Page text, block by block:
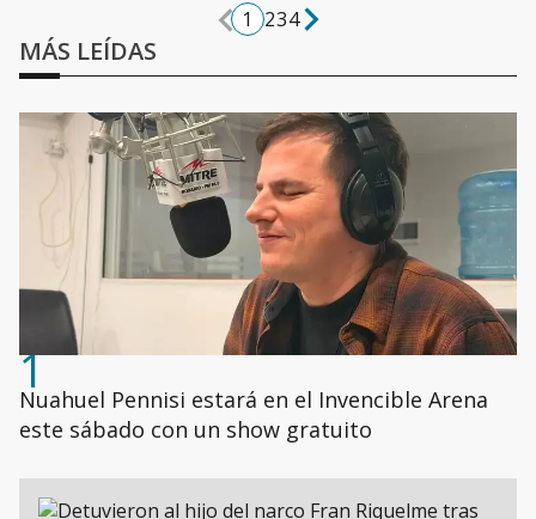
1 234
MÁS LEÍDAS
1
Nuahuel Pennisi estará en el Invencible Arena
este sábado con un show gratuito